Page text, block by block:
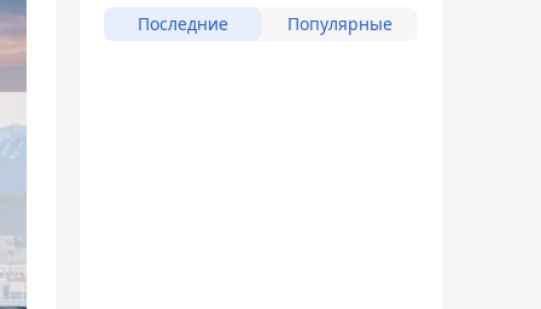
Последние Популярные